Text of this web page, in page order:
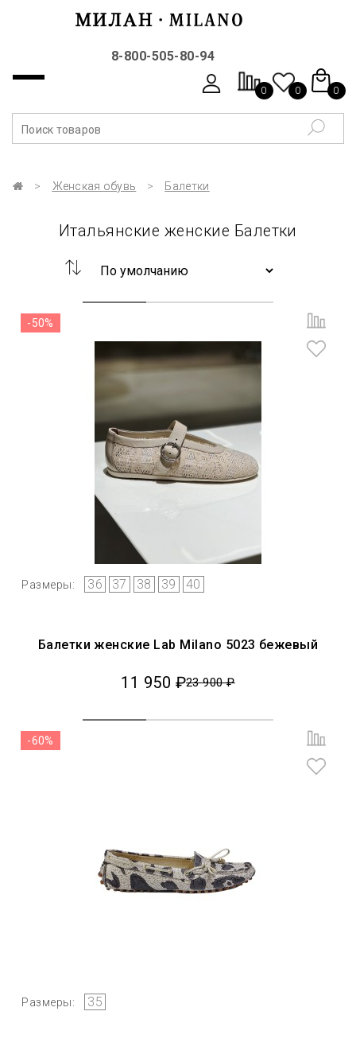
8-800-505-80-94
0 0 0
Женская обувь Балетки
Итальянские женские Балетки
Размеры: 36 37 38 39 40
-50%
Балетки женские Lab Milano 5023 бежевый
11 950 ₽23 900 ₽
Размеры: 35
-60%